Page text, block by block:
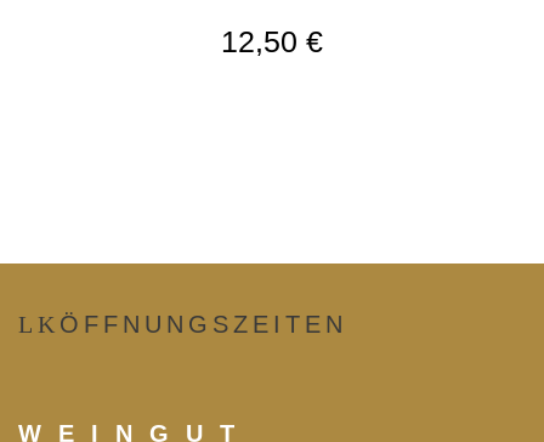
12,50 €
ÖFFNUNGSZEITEN
W E I N G U T